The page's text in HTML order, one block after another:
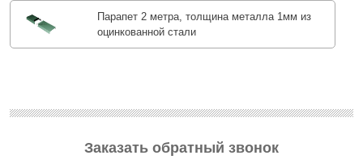
Парапет 2 метра, толщина металла 1мм из
оцинкованной стали
Заказать обратный звонок